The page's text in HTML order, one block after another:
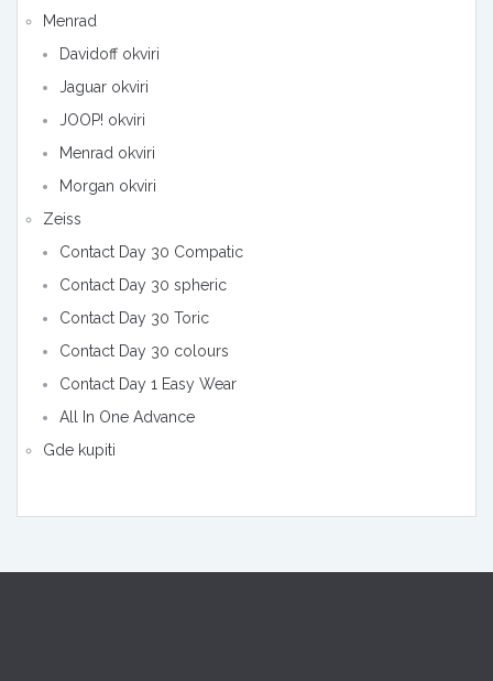
Menrad
Davidoff okviri
Jaguar okviri
JOOP! okviri
Menrad okviri
Morgan okviri
Zeiss
Contact Day 30 Compatic
Contact Day 30 spheric
Contact Day 30 Toric
Contact Day 30 colours
Contact Day 1 Easy Wear
All In One Advance
Gde kupiti